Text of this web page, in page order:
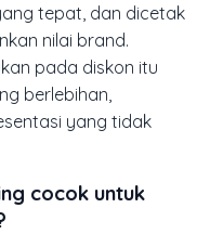
tepat, dan dicetak
nilai brand.
pada diskon itu
berlebihan,
yang tidak
cocok untuk